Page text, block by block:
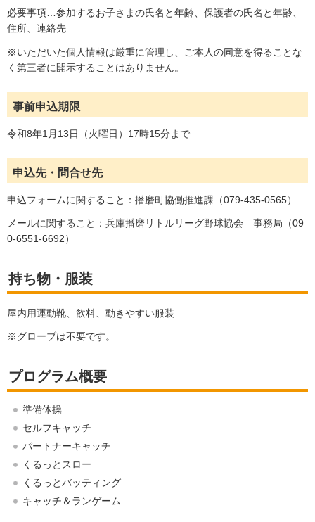
必要事項…参加するお子さまの氏名と年齢、保護者の氏名と年齢、
住所、連絡先
※いただいた個人情報は厳重に管理し、ご本人の同意を得ることな
く第三者に開示することはありません。
事前申込期限
令和8年1月13日（火曜日）17時15分まで
申込先・問合せ先
申込フォームに関すること：播磨町協働推進課（079-435-0565）
メールに関すること：兵庫播磨リトルリーグ野球協会 事務局（09
0-6551-6692）
持ち物・服装
屋内用運動靴、飲料、動きやすい服装
※グローブは不要です。
プログラム概要
準備体操
セルフキャッチ
パートナーキャッチ
くるっとスロー
くるっとバッティング
キャッチ＆ランゲーム